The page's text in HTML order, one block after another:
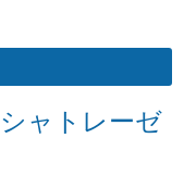
ャトレーゼ